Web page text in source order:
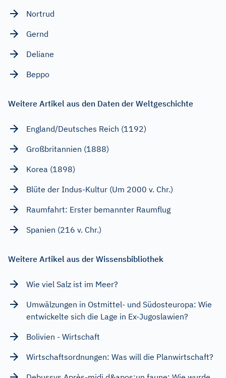
Nortrud
Gernd
Deliane
Beppo
Weitere Artikel aus den Daten der Weltgeschichte
England/Deutsches Reich (1192)
Großbritannien (1888)
Korea (1898)
Blüte der Indus-Kultur (Um 2000 v. Chr.)
Raumfahrt: Erster bemannter Raumflug
Spanien (216 v. Chr.)
Weitere Artikel aus der Wissensbibliothek
Wie viel Salz ist im Meer?
Umwälzungen in Ostmittel- und Südosteuropa: Wie
entwickelte sich die Lage in Ex-Jugoslawien?
Bolivien - Wirtschaft
Wirtschaftsordnungen: Was will die Planwirtschaft?